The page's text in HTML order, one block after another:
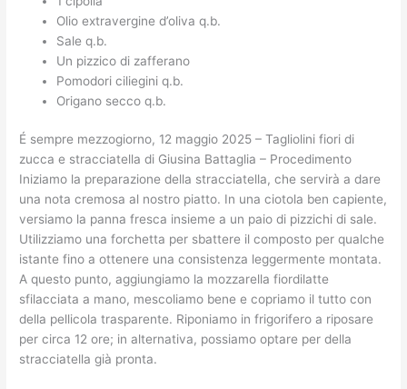
Olio extravergine d’oliva q.b.
Sale q.b.
Un pizzico di zafferano
Pomodori ciliegini q.b.
Origano secco q.b.
É sempre mezzogiorno, 12 maggio 2025 – Tagliolini fiori di
zucca e stracciatella di Giusina Battaglia – Procedimento
Iniziamo la preparazione della stracciatella, che servirà a dare
una nota cremosa al nostro piatto. In una ciotola ben capiente,
versiamo la panna fresca insieme a un paio di pizzichi di sale.
Utilizziamo una forchetta per sbattere il composto per qualche
istante fino a ottenere una consistenza leggermente montata.
A questo punto, aggiungiamo la mozzarella fiordilatte
sfilacciata a mano, mescoliamo bene e copriamo il tutto con
della pellicola trasparente. Riponiamo in frigorifero a riposare
per circa 12 ore; in alternativa, possiamo optare per della
stracciatella già pronta.